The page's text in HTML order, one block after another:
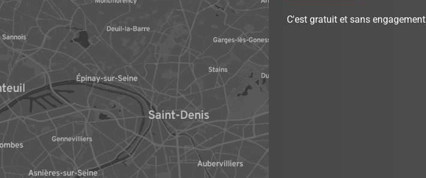
C'est gratuit et sans engagement